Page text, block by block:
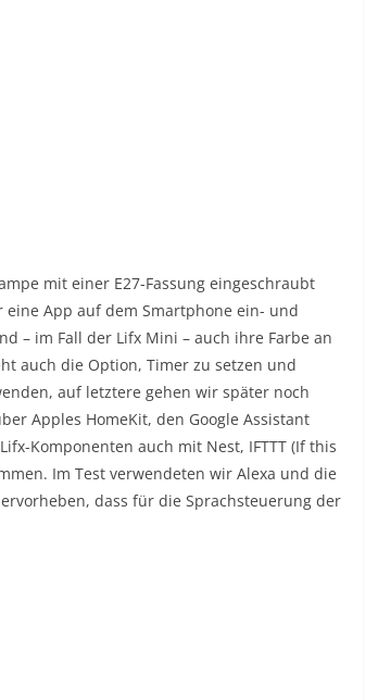
mit einer E27-Fassung eingeschraubt
App auf dem Smartphone ein- und
– im Fall der Lifx Mini – auch ihre Farbe an
auch die Option, Timer zu setzen und
auf letztere gehen wir später noch
Apples HomeKit, den Google Assistant
Komponenten auch mit Nest, IFTTT (If this
Im Test verwendeten wir Alexa und die
dass für die Sprachsteuerung der